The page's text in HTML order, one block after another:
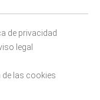
de privacidad
legal
las cookies